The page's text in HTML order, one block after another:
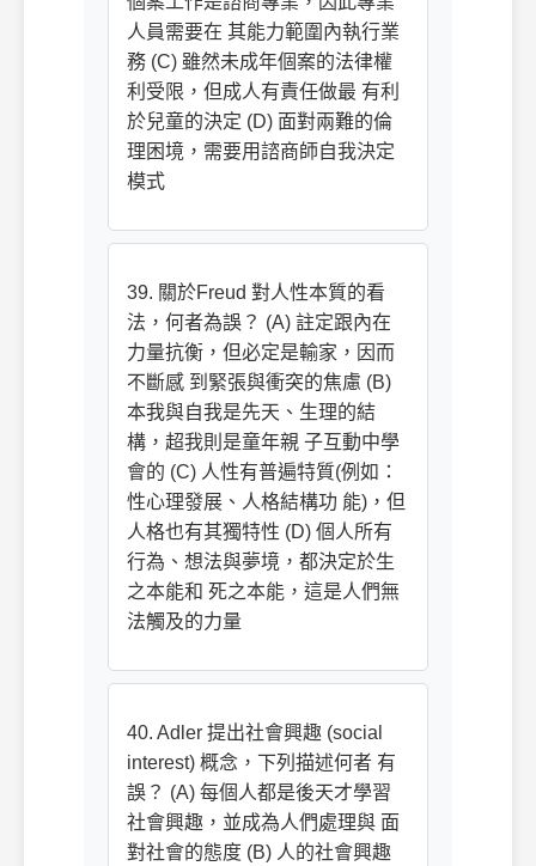
人員需要在 其能力範圍內執行業
務 (C) 雖然未成年個案的法律權
利受限，但成人有責任做最 有利
於兒童的決定 (D) 面對兩難的倫
理困境，需要用諮商師自我決定
模式
39. 關於Freud 對人性本質的看
法，何者為誤？ (A) 註定跟內在
力量抗衡，但必定是輸家，因而
不斷感 到緊張與衝突的焦慮 (B)
本我與自我是先天、生理的結
構，超我則是童年親 子互動中學
會的 (C) 人性有普遍特質(例如：
性心理發展、人格結構功 能)，但
人格也有其獨特性 (D) 個人所有
行為、想法與夢境，都決定於生
之本能和 死之本能，這是人們無
法觸及的力量
40. Adler 提出社會興趣 (social
interest) 概念，下列描述何者 有
誤？ (A) 每個人都是後天才學習
社會興趣，並成為人們處理與 面
對社會的態度 (B) 人的社會興趣